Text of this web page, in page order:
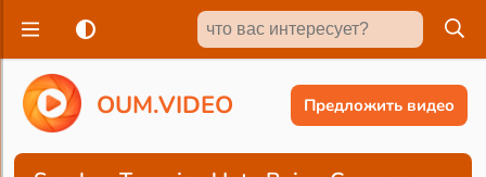
OUM.VIDEO Предложить видео